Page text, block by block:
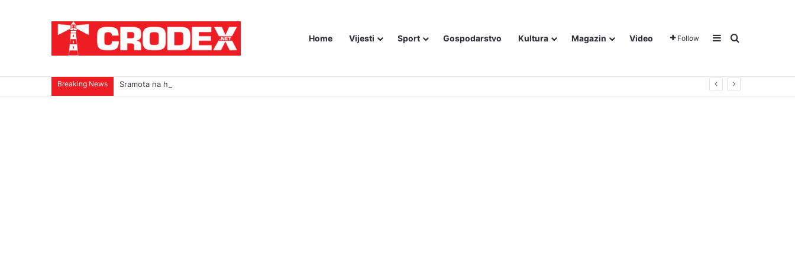
Home Vijesti Sport Gospodarstvo Kultura Magazin Video Follow Sidebar
Traži
Breaking News Sramota na hrvatski način: Za pedofile i ubojice idu inicijali, a za legendu Darija Šimića lisice i medijski linč